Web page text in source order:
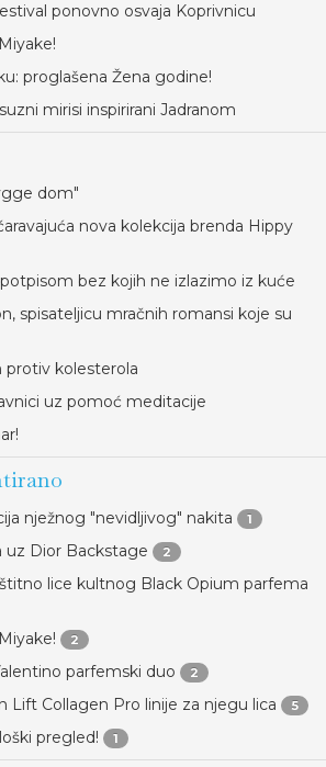
ponovno osvaja Koprivnicu
proglašena Žena godine!
mirisi inspirirani Jadranom
dom"
nova kolekcija brenda Hippy
bez kojih ne izlazimo iz kuće
spisateljicu mračnih romansi koje su
protiv kolesterola
uz pomoć meditacije
nježnog "nevidljivog" nakita 1
uz Dior Backstage 2
lice kultnog Black Opium parfema
2
parfemski duo 2
Lift Collagen Pro linije za njegu lica 5
pregled! 1